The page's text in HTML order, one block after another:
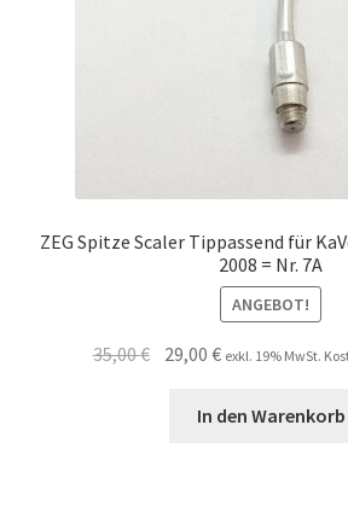
ZEG Spitze Scaler Tippassend für
2008 = Nr. 7A
ANGEBOT!
35,00€ Ursprünglicher
29,00€Aktueller
ist:
exkl. 19% MwSt.
In den Warenkorb